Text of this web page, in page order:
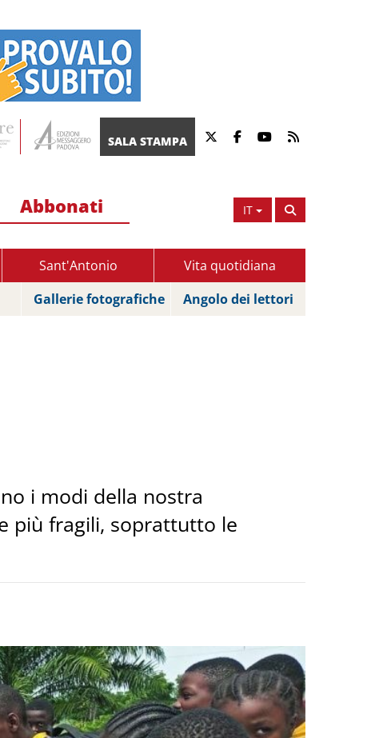
SALA STAMPA
IT
Abbonati
Sant'Antonio
Vita quotidiana
Gallerie fotografiche Angolo dei lettori
i modi della nostra
più fragili, soprattutto le